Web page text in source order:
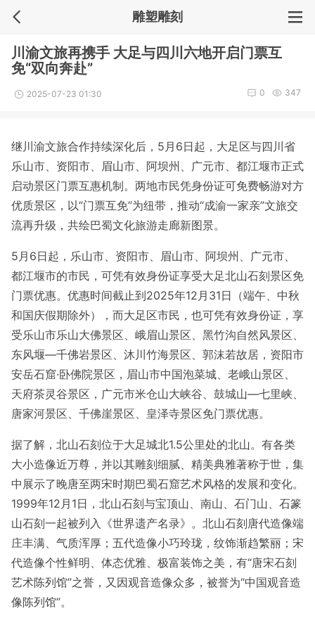
雕塑雕刻
川渝文旅再携手 大足与四川六地开启门票互
免“双向奔赴”
2025-07-23 01:30 347
0
继川渝文旅合作持续深化后，5月6日起，大足区与四川省
乐山市、资阳市、眉山市、阿坝州、广元市、都江堰市正式
启动景区门票互惠机制。两地市民凭身份证可免费畅游对方
优质景区，以“门票互免”为纽带，推动“成渝一家亲”文旅交
流再升级，共绘巴蜀文化旅游走廊新图景。
5月6日起，乐山市、资阳市、眉山市、阿坝州、广元市、
都江堰市的市民，可凭有效身份证享受大足北山石刻景区免
门票优惠。优惠时间截止到2025年12月31日（端午、中秋
和国庆假期除外），而大足区市民，也可凭有效身份证，享
受乐山市乐山大佛景区、峨眉山景区、黑竹沟自然风景区、
东风堰—千佛岩景区、沐川竹海景区、郭沫若故居，资阳市
安岳石窟·卧佛院景区，眉山市中国泡菜城、老峨山景区、
天府茶灵谷景区，广元市米仓山大峡谷、鼓城山—七里峡、
唐家河景区、千佛崖景区、皇泽寺景区免门票优惠。
据了解，北山石刻位于大足城北1.5公里处的北山。有各类
大小造像近万尊，并以其雕刻细腻、精美典雅著称于世，集
中展示了晚唐至两宋时期巴蜀石窟艺术风格的发展和变化。
1999年12月1日，北山石刻与宝顶山、南山、石门山、石篆
山石刻一起被列入《世界遗产名录》。北山石刻唐代造像端
庄丰满、气质浑厚；五代造像小巧玲珑，纹饰渐趋繁丽；宋
代造像个性鲜明、体态优雅、极富装饰之美，有“唐宋石刻
艺术陈列馆”之誉，又因观音造像众多，被誉为“中国观音造
像陈列馆”。